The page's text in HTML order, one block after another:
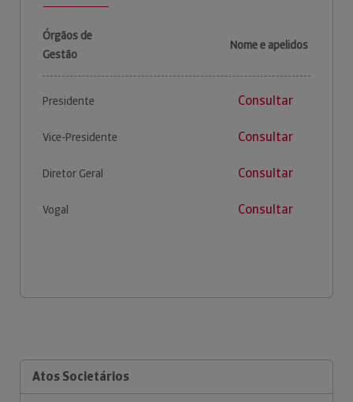
Órgãos de
Gestão
Nome e apelidos
Presidente Consultar
Vice-Presidente Consultar
Diretor Geral Consultar
Vogal Consultar
Atos Societários